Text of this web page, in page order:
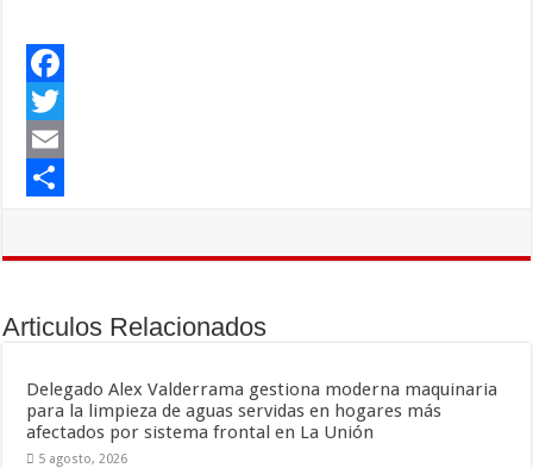
F
a
c
b
o
T
w
t
e
E
a
l
o
p
r
t
Articulos Relacionados
Delegado Alex Valderrama gestiona moderna maquinaria
para la limpieza de aguas servidas en hogares más
afectados por sistema frontal en La Unión
5 agosto, 2026